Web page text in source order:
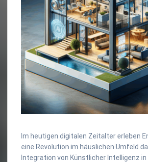
Im heutigen digitalen Zeitalter erleben
eine Revolution im häuslichen Umfeld
Integration von Künstlicher Intelligenz in